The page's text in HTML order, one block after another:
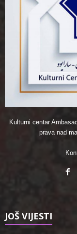
Kulturni centar
prava nad
JOŠ VIJESTI